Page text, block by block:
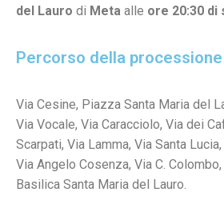
del Lauro di Meta alle ore 20:30 di
Percorso della processione
Via Cesine, Piazza Santa Maria del
Via Vocale, Via Caracciolo, Via dei
Scarpati, Via Lamma, Via Santa
Via Angelo Cosenza, Via C.
Basilica Santa Maria del Lauro.